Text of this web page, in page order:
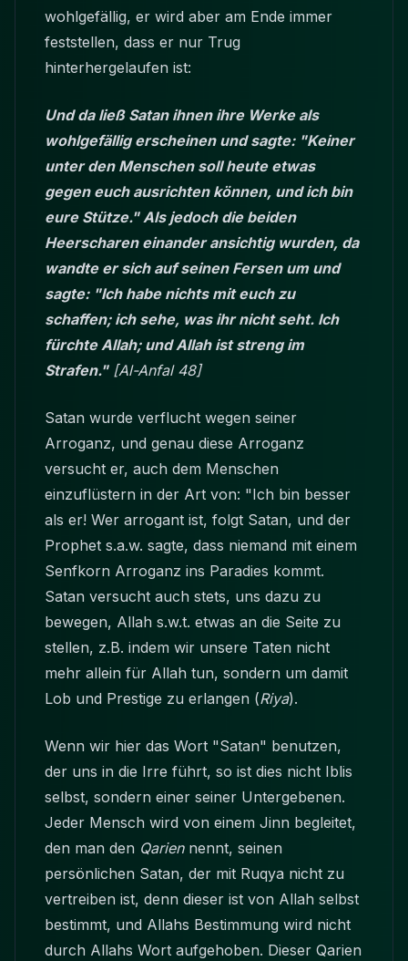
wohlgefällig, er wird aber am Ende immer
feststellen, dass er nur Trug
hinterhergelaufen ist:
Und da ließ Satan ihnen ihre Werke als
wohlgefällig erscheinen und sagte: "Keiner
unter den Menschen soll heute etwas
gegen euch ausrichten können, und ich bin
eure Stütze." Als jedoch die beiden
Heerscharen einander ansichtig wurden, da
wandte er sich auf seinen Fersen um und
sagte: "Ich habe nichts mit euch zu
schaffen; ich sehe, was ihr nicht seht. Ich
fürchte Allah; und Allah ist streng im
Strafen."[Al-Anfal 48]
Satan wurde verflucht wegen seiner
Arroganz, und genau diese Arroganz
versucht er, auch dem Menschen
einzuflüstern in der Art von: "Ich bin besser
als er! Wer arrogant ist, folgt Satan, und der
Prophet s.a.w. sagte, dass niemand mit einem
Senfkorn Arroganz ins Paradies kommt.
Satan versucht auch stets, uns dazu zu
bewegen, Allah s.w.t. etwas an die Seite zu
stellen, z.B. indem wir unsere Taten nicht
mehr allein für Allah tun, sondern um damit
Lob und Prestige zu erlangen (Riya).
Wenn wir hier das Wort "Satan" benutzen,
der uns in die Irre führt, so ist dies nicht Iblis
selbst, sondern einer seiner Untergebenen.
Jeder Mensch wird von einem Jinn begleitet,
den man den Qarien nennt, seinen
persönlichen Satan, der mit Ruqya nicht zu
vertreiben ist, denn dieser ist von Allah selbst
bestimmt, und Allahs Bestimmung wird nicht
durch Allahs Wort aufgehoben. Dieser Qarien